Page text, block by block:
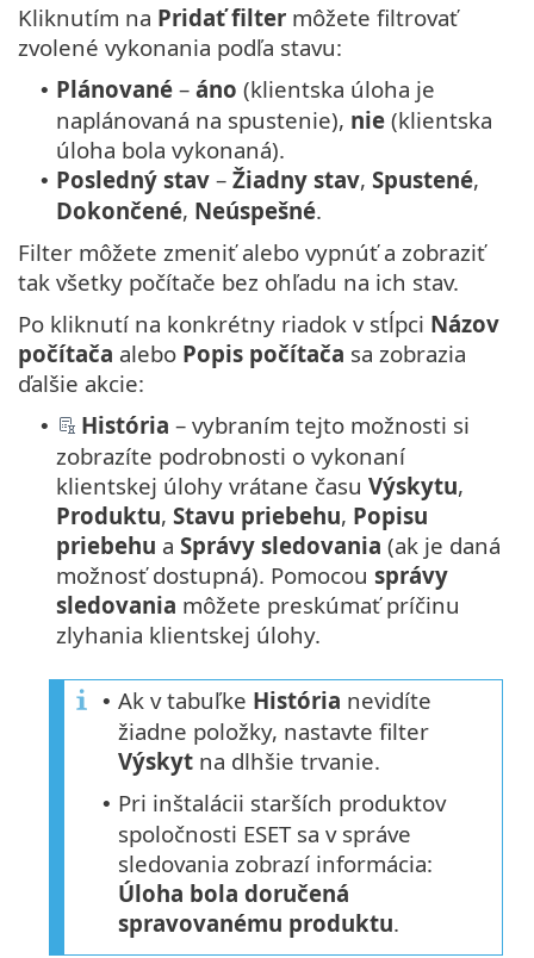
Kliknutím na Pridať filter môžete filtrovať
zvolené vykonania podľa stavu:
• Plánované – áno (klientska úloha je
naplánovaná na spustenie), nie (klientska
úloha bola vykonaná).
• Posledný stav – Žiadny stav, Spustené,
Dokončené, Neúspešné.
Filter môžete zmeniť alebo vypnúť a zobraziť
tak všetky počítače bez ohľadu na ich stav.
Po kliknutí na konkrétny riadok v stĺpci Názov
počítača alebo Popis počítača sa zobrazia
ďalšie akcie:
• História – vybraním tejto možnosti si
zobrazíte podrobnosti o vykonaní
klientskej úlohy vrátane času Výskytu,
Produktu, Stavu priebehu, Popisu
priebehu a Správy sledovania (ak je daná
možnosť dostupná). Pomocou správy
sledovania môžete preskúmať príčinu
zlyhania klientskej úlohy.
• Ak v tabuľke História nevidíte
žiadne položky, nastavte filter
Výskyt na dlhšie trvanie.
• Pri inštalácii starších produktov
spoločnosti ESET sa v správe
sledovania zobrazí informácia:
Úloha bola doručená
spravovanému produktu.